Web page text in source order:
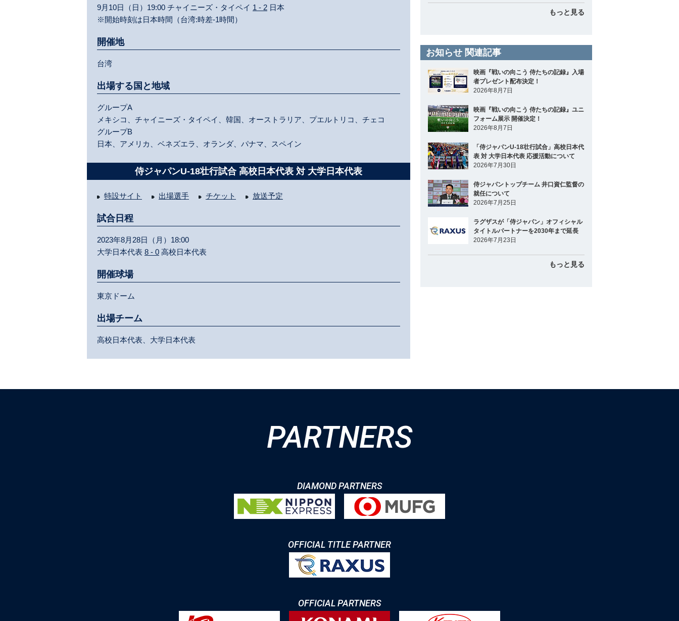
9月10日（日）19:00 チャイニーズ・タイペイ 1 - 2 日本
※開始時刻は日本時間（台湾:時差-1時間）
開催地
台湾
出場する国と地域
グループA
メキシコ、チャイニーズ・タイペイ、韓国、オーストラリア、プエルトリコ、チェコ
グループB
日本、アメリカ、ベネズエラ、オランダ、パナマ、スペイン
侍ジャパンU-18壮行試合 高校日本代表 対 大学日本代表
特設サイト 出場選手 チケット 放送予定
試合日程
2023年8月28日（月）18:00
大学日本代表 8 - 0 高校日本代表
開催球場
東京ドーム
出場チーム
高校日本代表、大学日本代表
もっと見る
お知らせ 関連記事
映画『戦いの向こう 侍たちの記録』入場
者プレゼント配布決定！
2026年8月7日
映画『戦いの向こう 侍たちの記録』ユニ
フォーム展示 開催決定！
2026年8月7日
「侍ジャパンU-18壮行試合」高校日本代
表 対 大学日本代表 応援活動について
2026年7月30日
侍ジャパントップチーム 井口資仁監督の
就任について
2026年7月25日
ラグザスが「侍ジャパン」オフィシャル
タイトルパートナーを2030年まで延長
2026年7月23日
もっと見る
PARTNERS
DIAMOND PARTNERS
OFFICIAL TITLE PARTNER
OFFICIAL PARTNERS